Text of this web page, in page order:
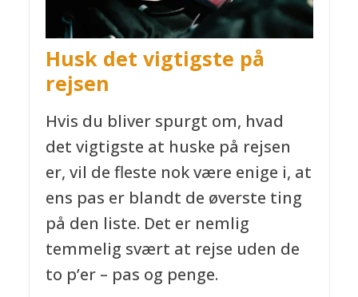
Husk det vigtigste på
rejsen
Hvis du bliver spurgt om, hvad
det vigtigste at huske på rejsen
er, vil de fleste nok være enige i, at
ens pas er blandt de øverste ting
på den liste. Det er nemlig
temmelig svært at rejse uden de
to p’er – pas og penge.